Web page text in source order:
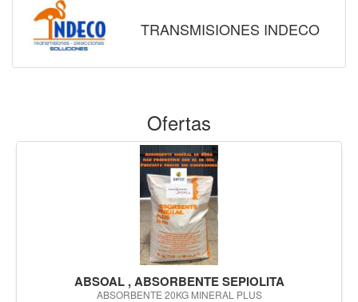
TRANSMISIONES INDECO
Ofertas
ABSOAL , ABSORBENTE SEPIOLITA
ABSORBENTE 20KG MINERAL PLUS